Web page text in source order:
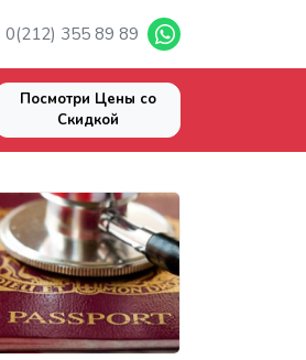
0(212) 355 89 89
Посмотри Цены со
Скидкой